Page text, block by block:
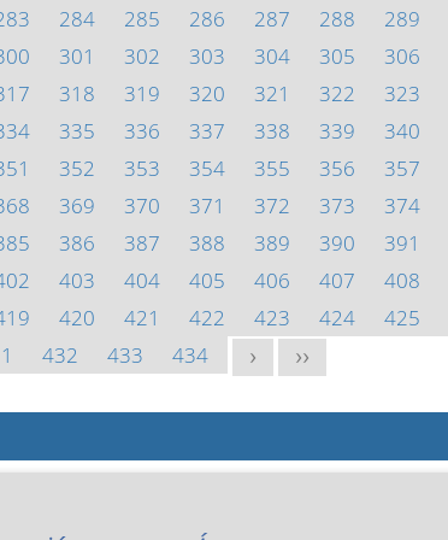
284 285 286 287 288 289
301 302 303 304 305 306
318 319 320 321 322 323
335 336 337 338 339 340
352 353 354 355 356 357
369 370 371 372 373 374
386 387 388 389 390 391
403 404 405 406 407 408
420 421 422 423 424 425
432 433 434 > >>